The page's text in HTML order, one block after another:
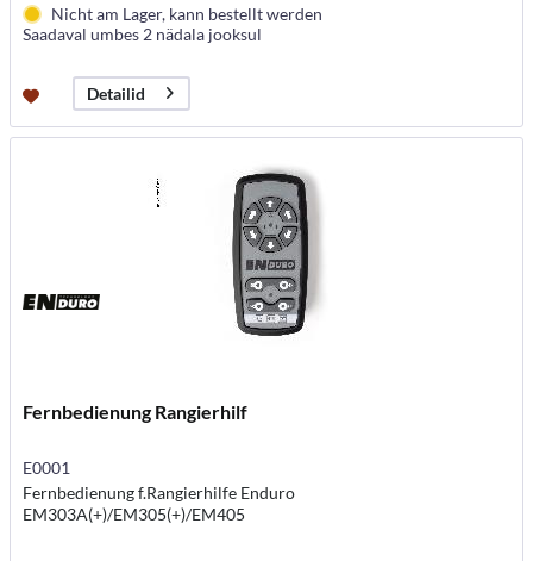
Nicht am Lager, kann bestellt werden
Saadaval umbes 2 nädala jooksul
Detailid
Fernbedienung Rangierhilf
E0001
Fernbedienung f.Rangierhilfe Enduro
EM303A(+)/EM305(+)/EM405